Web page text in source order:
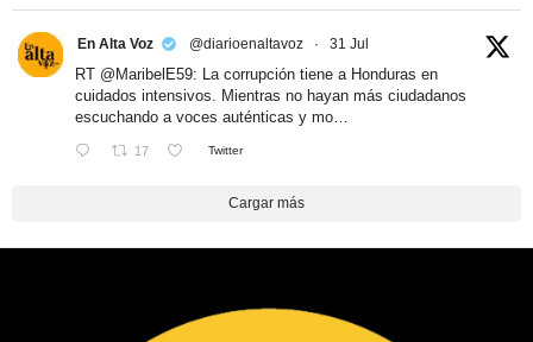
En Alta Voz @diarioenaltavoz · 31 Jul
RT @MaribelE59: La corrupción tiene a Honduras en
cuidados intensivos. Mientras no hayan más ciudadanos
escuchando a voces auténticas y mo…
17 Twitter
Cargar más